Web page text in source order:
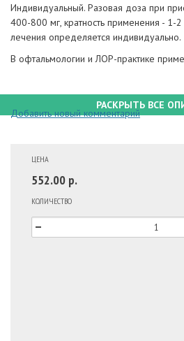
Индивидуальный. Разовая доза при
400-800 мг, кратность применения - 1-2
лечения определяется индивидуально.
В офтальмологии и ЛОР-практике
РАСКРЫТЬ ВСЕ
Добавить новый комментарий
ЦЕНА
552.00 р.
КОЛИЧЕСТВО